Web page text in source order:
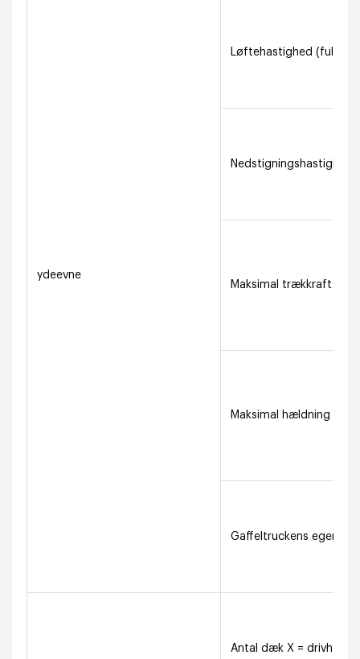
ydeevne
Løftehastighed (fuld
Nedstigningshastighed
Maksimal trækkraft
Maksimal hældning
Gaffeltruckens
Antal dæk X = drivhjul